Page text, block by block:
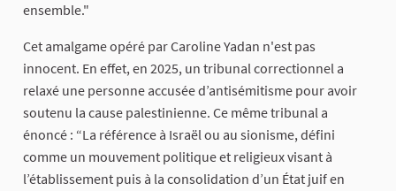
ensemble."
Cet amalgame opéré par Caroline Yadan n'est pas
innocent. En effet, en 2025, un tribunal correctionnel a
relaxé une personne accusée d’antisémitisme pour avoir
soutenu la cause palestinienne. Ce même tribunal a
énoncé : “La référence à Israël ou au sionisme, défini
comme un mouvement politique et religieux visant à
l’établissement puis à la consolidation d’un État juif en